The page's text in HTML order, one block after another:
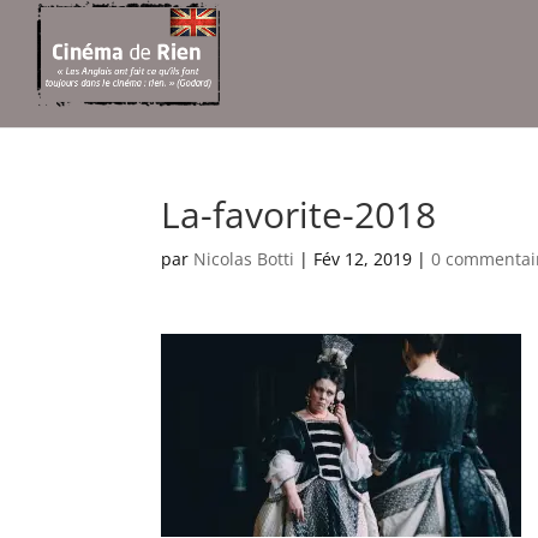
La-favorite-2018
par Nicolas Botti | Fév 12, 2019 |0